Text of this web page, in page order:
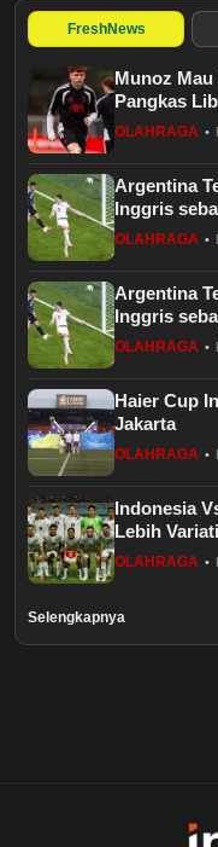
Hukum dan Kriminal
Kesehatan
Olahraga
Ekonomi Bisnis
Pariwisata
Healthstyle
Essai
Kuliner
Cerpen
Kolom
FreshNews
Munoz
Pangkas
OLAHRAGA •
Argentina
Inggris
OLAHRAGA •
Argentina
Inggris
OLAHRAGA •
Haier Cup
Jakarta
OLAHRAGA •
Indonesia
Lebih
OLAHRAGA •
Selengkapnya